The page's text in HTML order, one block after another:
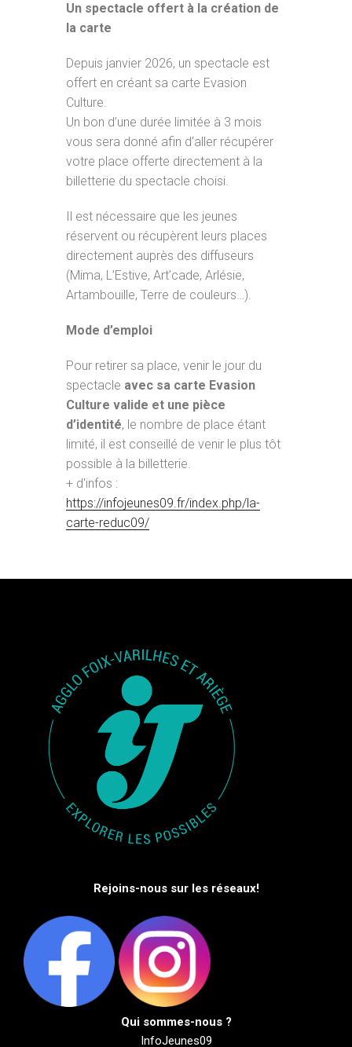
Un spectacle offert à la création de
la carte
Depuis janvier 2026, un spectacle est
offert en créant sa carte Evasion
Culture.
Un bon d’une durée limitée à 3 mois
vous sera donné afin d’aller récupérer
votre place offerte directement à la
billetterie du spectacle choisi.
Il est nécessaire que les jeunes
réservent ou récupèrent leurs places
directement auprès des diffuseurs
(Mima, L’Estive, Art’cade, Arlésie,
Artambouille, Terre de couleurs…).
Mode d’emploi
Pour retirer sa place, venir le jour du
spectacle avec sa carte Evasion
Culture valide et une pièce
d’identité, le nombre de place étant
limité, il est conseillé de venir le plus tôt
possible à la billetterie.
+ d'infos :
https://infojeunes09.fr/index.php/la-
carte-reduc09/
Rejoins-nous sur les réseaux!
Qui sommes-nous ?
InfoJeunes09